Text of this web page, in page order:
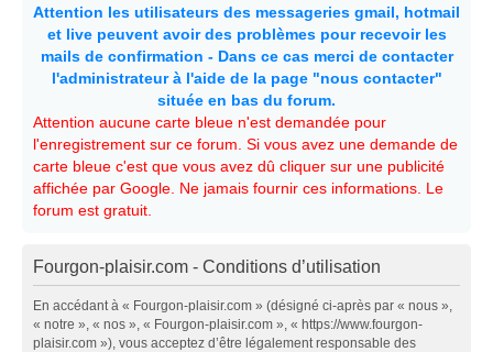
Attention les utilisateurs des messageries gmail, hotmail
et live peuvent avoir des problèmes pour recevoir les
mails de confirmation - Dans ce cas merci de contacter
l'administrateur à l'aide de la page "nous contacter"
située en bas du forum.
Attention aucune carte bleue n'est demandée pour
l'enregistrement sur ce forum. Si vous avez une demande de
carte bleue c'est que vous avez dû cliquer sur une publicité
affichée par Google. Ne jamais fournir ces informations. Le
forum est gratuit.
Fourgon-plaisir.com - Conditions d’utilisation
En accédant à « Fourgon-plaisir.com » (désigné ci-après par « nous »,
« notre », « nos », « Fourgon-plaisir.com », « https://www.fourgon-
plaisir.com »), vous acceptez d’être légalement responsable des